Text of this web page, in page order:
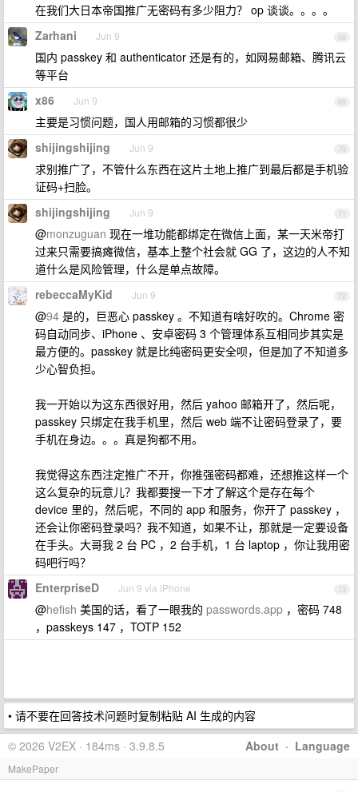
在我们大日本帝国推广无密码有多少阻力？ op 谈谈。。。。
68
Zarhani Jun 9
国内 passkey 和 authenticator 还是有的，如网易邮箱、腾讯云
等平台
69
x86 Jun 9
主要是习惯问题，国人用邮箱的习惯都很少
70
shijingshijing Jun 9
求别推广了，不管什么东西在这片土地上推广到最后都是手机验
证码+扫脸。
71
shijingshijing Jun 9
@monzuguan 现在一堆功能都绑定在微信上面，某一天米帝打
过来只需要搞瘫微信，基本上整个社会就 GG 了，这边的人不知
道什么是风险管理，什么是单点故障。
72
rebeccaMyKid Jun 9
@94 是的，巨恶心 passkey 。不知道有啥好吹的。Chrome 密
码自动同步、iPhone 、安卓密码 3 个管理体系互相同步其实是
最方便的。passkey 就是比纯密码更安全呗，但是加了不知道多
少心智负担。
我一开始以为这东西很好用，然后 yahoo 邮箱开了，然后呢，
passkey 只绑定在我手机里，然后 web 端不让密码登录了，要
手机在身边。。。真是狗都不用。
我觉得这东西注定推广不开，你推强密码都难，还想推这样一个
这么复杂的玩意儿？我都要搜一下才了解这个是存在每个
device 里的，然后呢，不同的 app 和服务，你开了 passkey ，
还会让你密码登录吗？我不知道，如果不让，那就是一定要设备
在手头。大哥我 2 台 PC ，2 台手机，1 台 laptop ，你让我用密
码吧行吗？
73
EnterpriseD Jun 9 via iPhone
@hefish 美国的话，看了一眼我的 passwords.app ，密码 748
，passkeys 147 ，TOTP 152
• 请不要在回答技术问题时复制粘贴 AI 生成的内容
About · Language
© 2026 V2EX · 184ms · 3.9.8.5
MakePaper